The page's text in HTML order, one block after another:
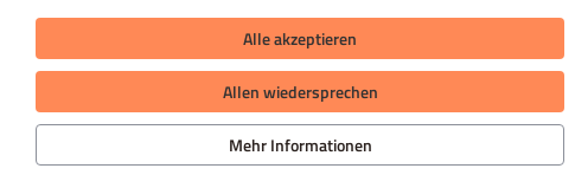
Datenschutzerklärung
Allgemeine Geschäftsbedingungen
Impressum
LIEFERUNG ZAHLUNGSARTEN
ZAHLUNGSARTEN BEI ABHOLUNG
Alle akzeptieren
Allen wiedersprechen
Mehr Informationen